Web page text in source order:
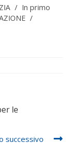
/ In primo
/
le
successivo